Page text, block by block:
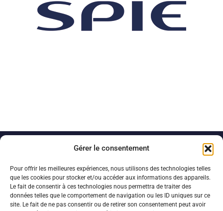
Gérer le consentement
Pour offrir les meilleures expériences, nous utilisons des technologies telles
que les cookies pour stocker et/ou accéder aux informations des appareils.
Le fait de consentir à ces technologies nous permettra de traiter des
données telles que le comportement de navigation ou les ID uniques sur ce
site. Le fait de ne pas consentir ou de retirer son consentement peut avoir